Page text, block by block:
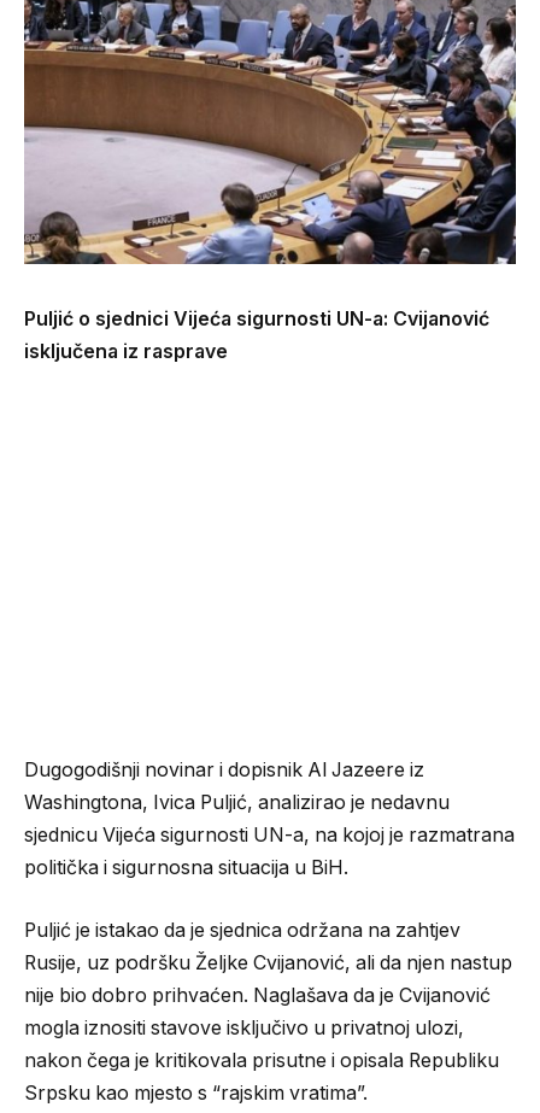
Puljić o sjednici Vijeća sigurnosti UN-a: Cvijanović
isključena iz rasprave
Dugogodišnji novinar i dopisnik Al Jazeere iz
Washingtona, Ivica Puljić, analizirao je nedavnu
sjednicu Vijeća sigurnosti UN-a, na kojoj je razmatrana
politička i sigurnosna situacija u BiH.
Puljić je istakao da je sjednica održana na zahtjev
Rusije, uz podršku Željke Cvijanović, ali da njen nastup
nije bio dobro prihvaćen. Naglašava da je Cvijanović
mogla iznositi stavove isključivo u privatnoj ulozi,
nakon čega je kritikovala prisutne i opisala Republiku
Srpsku kao mjesto s “rajskim vratima”.